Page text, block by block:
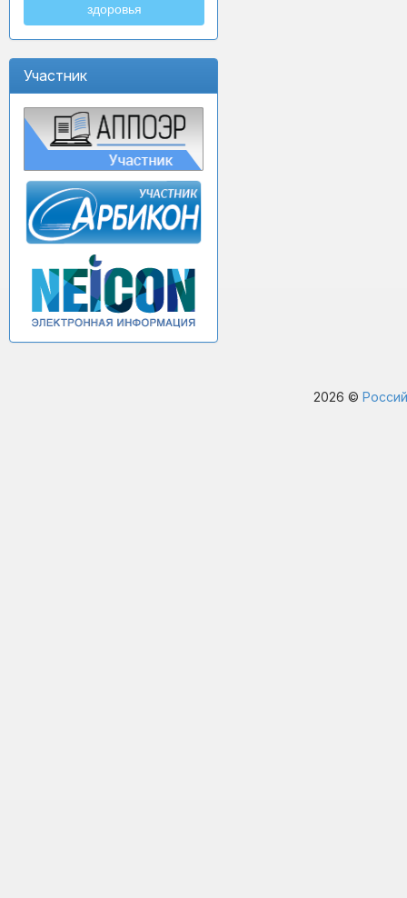
здоровья
Участник
2026 ©